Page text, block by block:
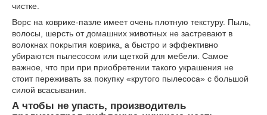
чистке.
Ворс на коврике-пазле имеет очень плотную текстуру. Пыль,
волосы, шерсть от домашних животных не застревают в
волокнах покрытия коврика, а быстро и эффективно
убираются пылесосом или щеткой для мебели. Самое
важное, что при при приобретении такого украшения не
стоит переживать за покупку «крутого пылесоса» с большой
силой всасывания.
А чтобы не упасть, производитель